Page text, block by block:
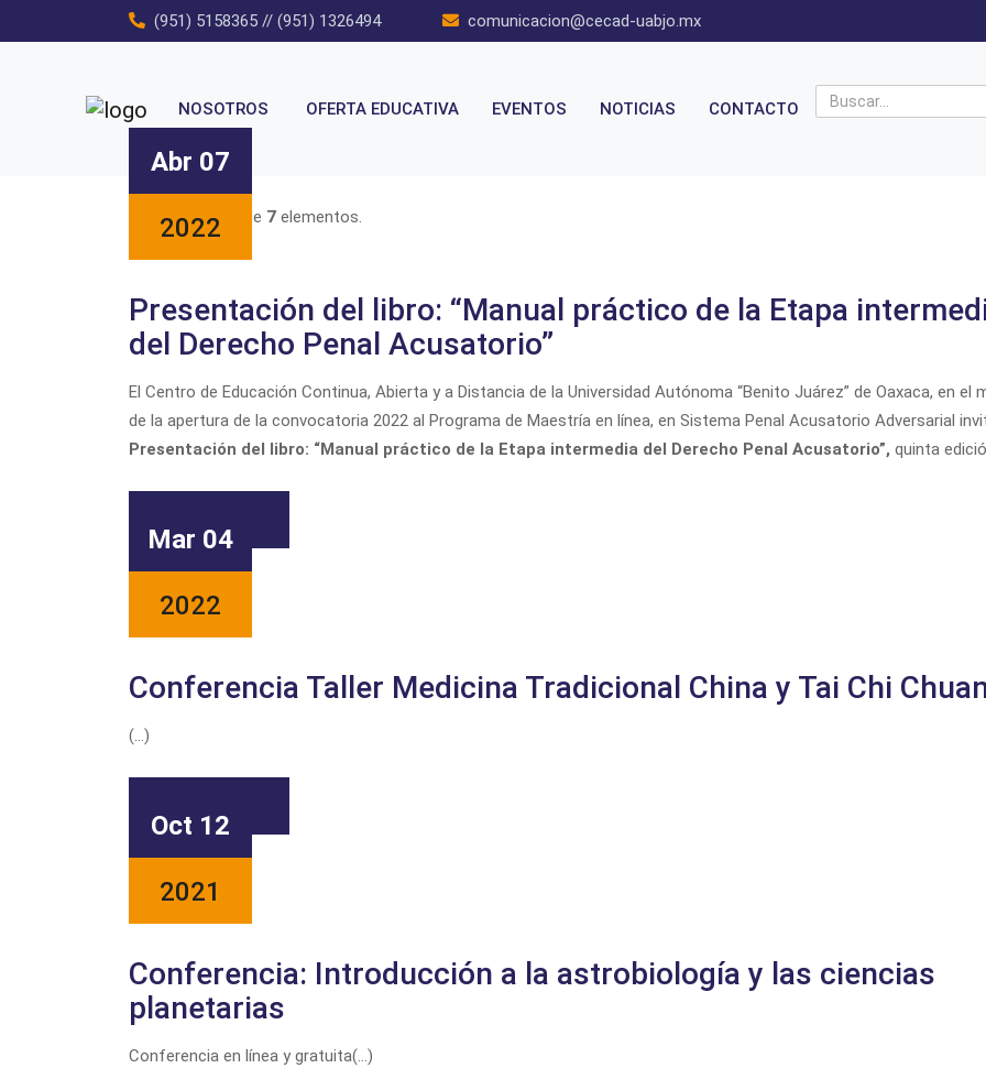
to
(951) 5158365 // (951) 1326494 comunicacion@cecad-uabjo.mx
NOSOTROS OFERTA EDUCATIVA EVENTOS NOTICIAS CONTACTO
Mostrando1-7 de 7 elementos.
Abr 07
2022
Presentación del libro: “Manual práctico de la Etapa
del Derecho Penal Acusatorio”
El Centro de Educación Continua, Abierta y a Distancia de la Universidad Autónoma “Benito Juárez” de Oaxaca, en el
de la apertura de la convocatoria 2022 al Programa de Maestría en línea, en Sistema Penal Acusatorio Adversarial
Presentación del libro: “Manual práctico de la Etapa intermedia del Derecho Penal Acusatorio”, quinta
Mar 04
2022
Conferencia Taller Medicina Tradicional China y Tai Chi
(...)
Oct 12
2021
Conferencia: Introducción a la astrobiología y las ciencias
planetarias
Conferencia en línea y gratuita(...)